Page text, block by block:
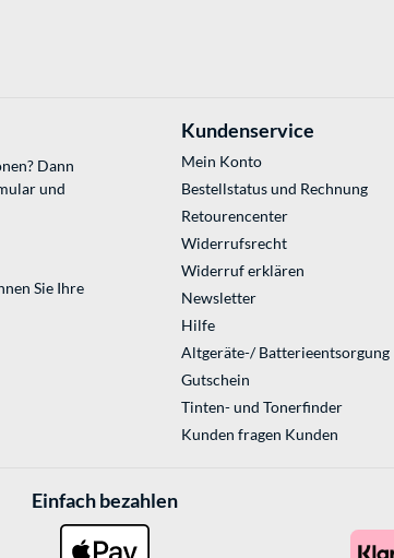
Dann
und
Sie Ihre
Kundenservice
Mein Konto
Bestellstatus und Rechnung
Retourencenter
Widerrufsrecht
Widerruf erklären
Newsletter
Hilfe
Altgeräte-/ Batterieentsorgung
Gutschein
Tinten- und Tonerfinder
Kunden fragen Kunden
Einfach bezahlen